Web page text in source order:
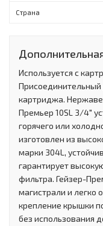
Страна
Используется с
картриджа.
Премьер 10SL 3/4"
горячего или
изготовлен из
марки 304L,
гарантирует
фильтра. Гейзер-
магистрали и легко
крепление крышки
без использования